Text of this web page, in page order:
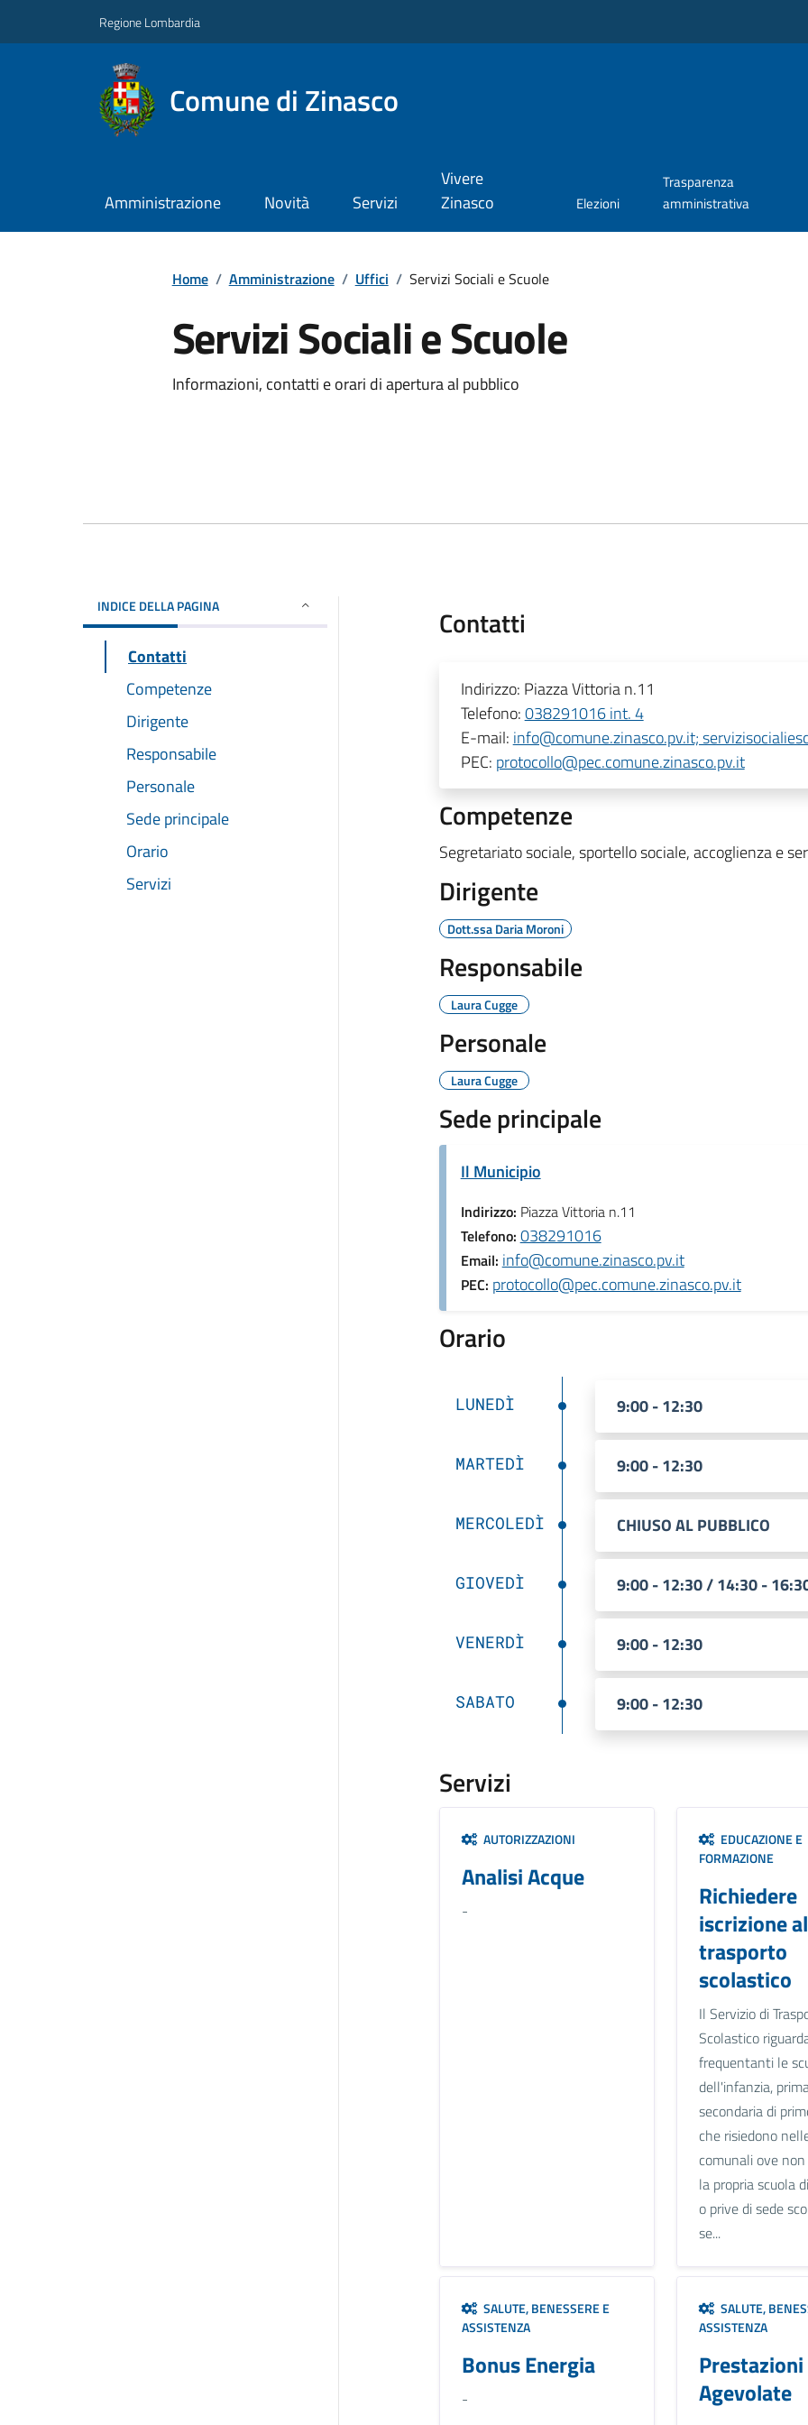
Regione Lombardia
Comune di Zinasco
Amministrazione Novità Servizi
Vivere
Zinasco
Elezioni
Trasparenza
amministrativa
Home / Amministrazione / Uffici / Servizi Sociali e Scuole
Servizi Sociali e Scuole
Informazioni, contatti e orari di apertura al pubblico
INDICE DELLA PAGINA
Contatti
Competenze
Dirigente
Responsabile
Personale
Sede principale
Orario
Servizi
Contatti
Indirizzo: Piazza Vittoria n.11
Telefono:038291016 int. 4
E-mail: info@comune.zinasco.pv.it;
PEC: protocollo@pec.comune.zinasco.pv.it
Competenze
Segretariato sociale, sportello sociale, accoglienza e
Dirigente
Dott.ssa Daria Moroni
Responsabile
Laura Cugge
Personale
Laura Cugge
Sede principale
Il Municipio
Indirizzo: Piazza Vittoria n.11
Telefono: 038291016
Email: info@comune.zinasco.pv.it
PEC: protocollo@pec.comune.zinasco.pv.it
Orario
LUNEDÌ 9:00 - 12:30
MARTEDÌ 9:00 - 12:30
MERCOLEDÌ CHIUSO AL PUBBLICO
GIOVEDÌ 9:00 - 12:30 / 14:30 -
VENERDÌ 9:00 - 12:30
SABATO 9:00 - 12:30
Servizi
AUTORIZZAZIONI
Analisi Acque
-
EDUCAZIONE E
FORMAZIONE
Richiedere
iscrizione al
trasporto
scolastico
Il Servizio di
Scolastico
frequentanti le
dell'infanzia,
secondaria di
che risiedono
comunali ove
la propria scuola
o prive di sede
se...
SALUTE, BENESSERE E
ASSISTENZA
Bonus Energia
-
SALUTE,
ASSISTENZA
Agevolate